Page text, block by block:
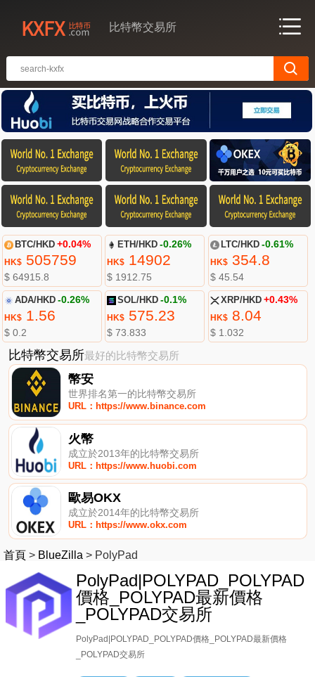
比特幣交易所
BTC/HKD +0.04%
HK$505759
$ 64915.8
ETH/HKD -0.26%
HK$ 14902
$ 1912.75
LTC/HKD -0.61%
HK$354.8
$ 45.54
ADA/HKD -0.26%
HK$1.56
$ 0.2
SOL/HKD -0.1%
HK$ 575.23
$ 73.833
XRP/HKD +0.43%
HK$8.04
$ 1.032
比特幣交易所最好的比特幣交易所
幣安
世界排名第一的比特幣交易所
URL：https://www.binance.com
火幣
成立於2013年的比特幣交易所
URL：https://www.huobi.com
歐易OKX
成立於2014年的比特幣交易所
URL：https://www.okx.com
首頁 > BlueZilla > PolyPad
PolyPad|POLYPAD_POLYPAD
價格_POLYPAD最新價格
_POLYPAD交易所
PolyPad|POLYPAD_POLYPAD價格_POLYPAD最新價格
_POLYPAD交易所